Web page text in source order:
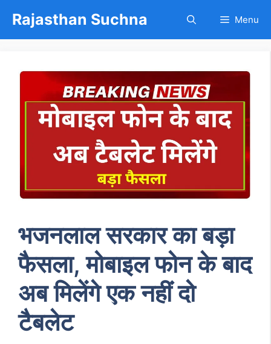
content
Rajasthan Suchna Menu
भजनलाल सरकार का बड़ा
फैसला, मोबाइल फोन के बाद
अब मिलेंगे एक नहीं दो
टैबलेट